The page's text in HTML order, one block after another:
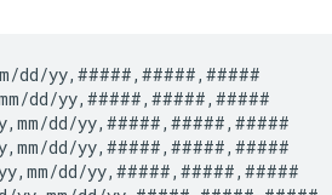
dd/yy,#####,#####,#####
dd/yy,#####,#####,#####
dd/yy,#####,#####,#####
dd/yy,#####,#####,#####
dd/yy,#####,#####,#####